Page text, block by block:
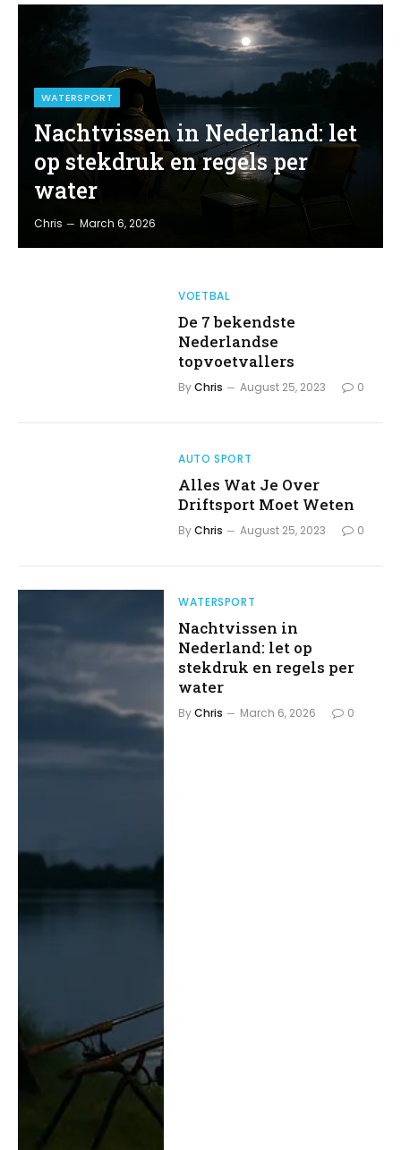
WATERSPORT
Nachtvissen in Nederland: let
op stekdruk en regels per
water
Chris March 6, 2026
VOETBAL
De 7 bekendste
Nederlandse
topvoetvallers
ByChris August 25, 2023 0
AUTO SPORT
Alles Wat Je Over
Driftsport Moet Weten
ByChris August 25, 2023 0
WATERSPORT
Nachtvissen in
Nederland: let op
stekdruk en regels per
water
ByChris March 6, 2026 0